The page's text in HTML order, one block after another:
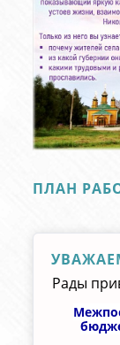
ПЛАН
Рады